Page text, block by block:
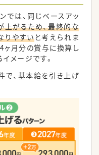
では、同じベースアッ
上がるため、最終的な
りやすいと考えられま
ヶ月分の賞与に換算し
メージです。
、基本給を引き上げ